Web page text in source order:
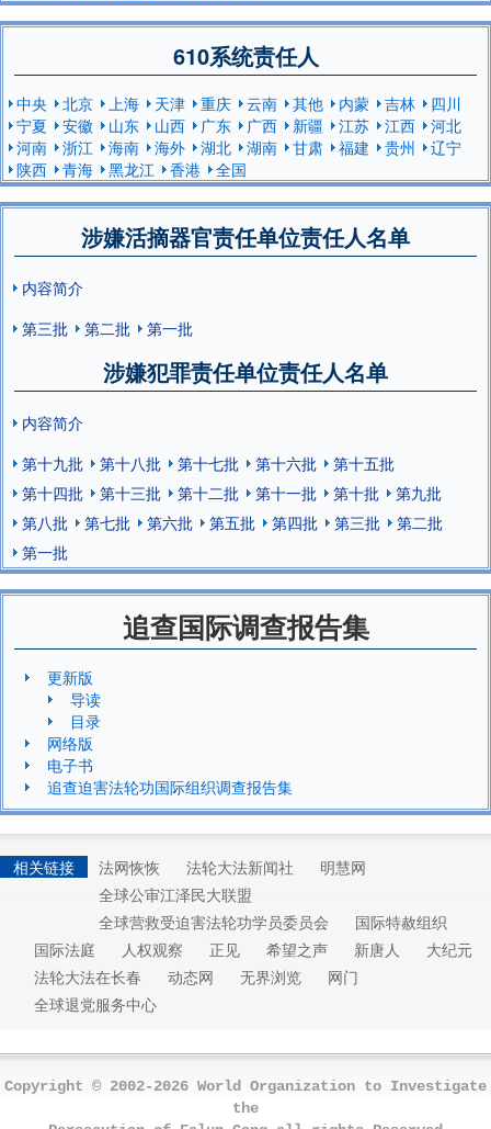
610系统责任人
中央 北京 上海 天津 重庆 云南 其他 内蒙 吉林
四川
宁夏
安徽 山东 山西 广东 广西 新疆 江苏 江西
河北
河南
浙江 海南 海外 湖北 湖南 甘肃 福建 贵州
辽宁
陕西
青海 黑龙江 香港 全国
涉嫌活摘器官责任单位责任人名单
内容简介
第三批
第二批 第一批
涉嫌犯罪责任单位责任人名单
内容简介
第十九批
第十八批 第十七批 第十六批
第十五批
第十四批
第十三批 第十二批 第十一批 第十批
第九批
第八批
第七批 第六批 第五批 第四批 第三批
第二批
第一批
追查国际调查报告集
更新版
导读
目录
网络版
电子书
追查迫害法轮功国际组织调查报告集
相关链接 法网恢恢 法轮大法新闻社
明慧网
全球公审江泽民大联盟
全球营救受迫害法轮功学员委员会
国际特赦组织
国际法庭
人权观察 正见 希望之声 新唐人
大纪元
法轮大法在长春
动态网 无界浏览
网门
全球退党服务中心
Copyright © 2002-2026 World Organization to Investigate
the